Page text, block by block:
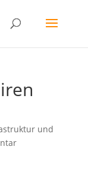
und